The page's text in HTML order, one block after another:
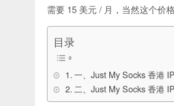
需要 15 美元 / 月，当然这个价
目录
一、Just My Socks 香港
二、Just My Socks 香港